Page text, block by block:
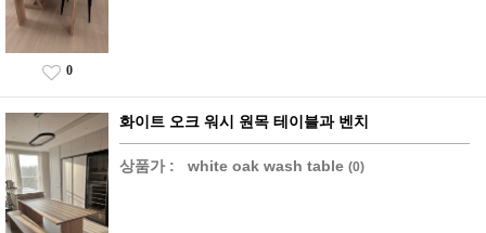
0
화이트 오크 워시 원목 테이블과 벤치
상품가 : white oak wash table (0)